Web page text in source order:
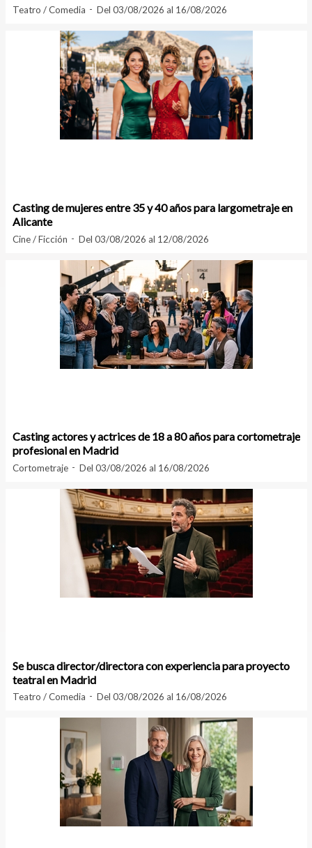
Teatro / Comedia Del 03/08/2026 al 16/08/2026
Casting de mujeres entre 35 y 40 años para largometraje en
Alicante
Cine / Ficción Del 03/08/2026 al 12/08/2026
Casting actores y actrices de 18 a 80 años para cortometraje
profesional en Madrid
Cortometraje Del 03/08/2026 al 16/08/2026
Se busca director/directora con experiencia para proyecto
teatral en Madrid
Teatro / Comedia Del 03/08/2026 al 16/08/2026